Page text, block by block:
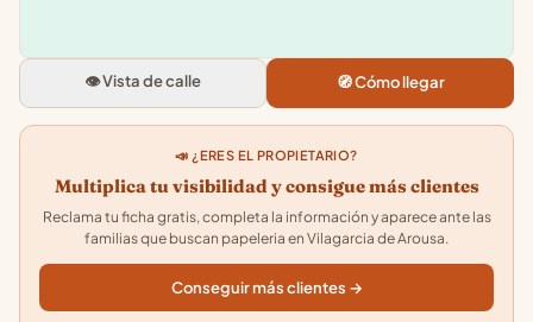
Avenida del Doctor Touron, 29,
36600 Vilagarcia de Arousa,
Pontevedra
4.5
👁️ Vista de calle 🧭 Cómo llegar
📣 ¿ERES EL PROPIETARIO?
Multiplica tu visibilidad y consigue más clientes
Reclama tu ficha gratis, completa la información y aparece ante las
familias que buscan papeleria en Vilagarcia de Arousa.
Conseguir más clientes →